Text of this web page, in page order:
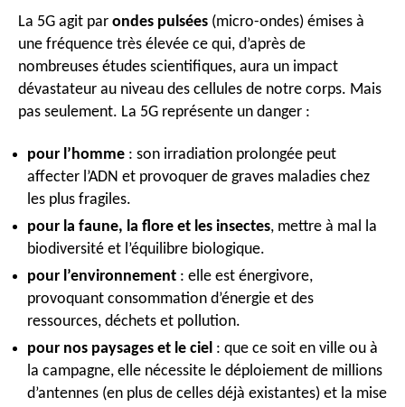
La 5G agit par ondes pulsées (micro-ondes) émises à
une fréquence très élevée ce qui, d’après de
nombreuses études scientifiques, aura un impact
dévastateur au niveau des cellules de notre corps. Mais
pas seulement. La 5G représente un danger :
pour l’homme : son irradiation prolongée peut
affecter l’ADN et provoquer de graves maladies chez
les plus fragiles.
pour la faune, la flore et les insectes, mettre à mal la
biodiversité et l’équilibre biologique.
pour l’environnement : elle est énergivore,
provoquant consommation d’énergie et des
ressources, déchets et pollution.
pour nos paysages et le ciel : que ce soit en ville ou à
la campagne, elle nécessite le déploiement de millions
d’antennes (en plus de celles déjà existantes) et la mise